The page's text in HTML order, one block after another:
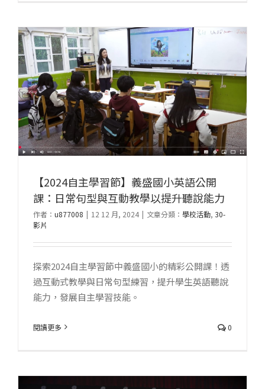
【2024自主學習節】義盛國小英語公開
課：日常句型與互動教學以提升聽說能力
作者： u877008 | 12 12 月, 2024 | 文章分類： 學校活動, 30-
影片
探索2024自主學習節中義盛國小的精彩公開課！透
過互動式教學與日常句型練習，提升學生英語聽說
能力，發展自主學習技能。
閱讀更多 0